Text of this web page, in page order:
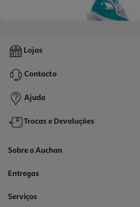
Ferro De Engomar A Vapor Qilive Q.5843
12,99 €
-20%
Lojas
Contacto
Ajuda
Trocas e Devoluções
Sobre a Auchan
Entregas
Serviços